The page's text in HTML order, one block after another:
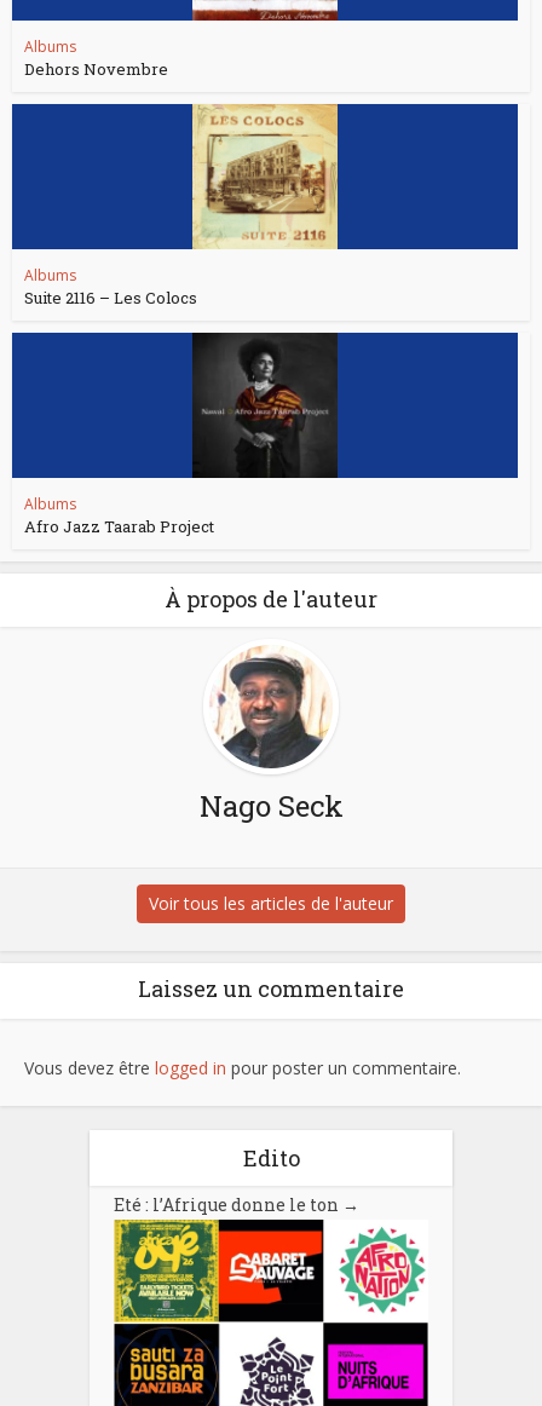
Albums
Dehors Novembre
Albums
Suite 2116 – Les Colocs
Albums
Afro Jazz Taarab Project
À propos de l'auteur
Nago Seck
Voir tous les articles de l'auteur
Laissez un commentaire
Vous devez être logged in pour poster un commentaire.
Edito
Eté : l’Afrique donne le ton →